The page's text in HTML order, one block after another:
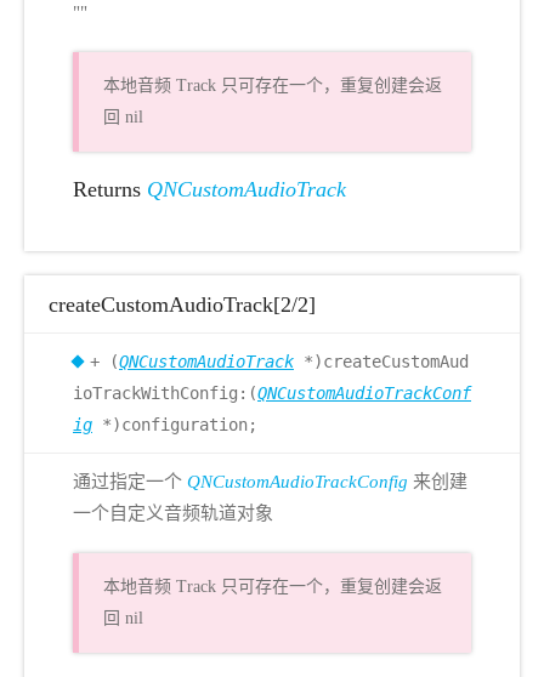
""
本地音频 Track 只可存在一个，重复创建会返
回 nil
Returns QNCustomAudioTrack
createCustomAudioTrack[2/2]
+ (QNCustomAudioTrack *)createCustomAud
ioTrackWithConfig:(QNCustomAudioTrackConf
ig *)configuration;
通过指定一个 QNCustomAudioTrackConfig 来创建
一个自定义音频轨道对象
本地音频 Track 只可存在一个，重复创建会返
回 nil